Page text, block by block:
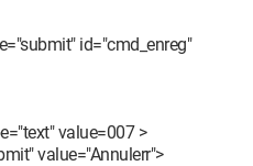
id="cmd_enreg"
value=007 >
value="Annulerr">